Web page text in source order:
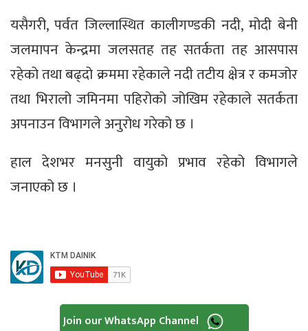
यसैगरी, पर्वत जिल्लास्थित कालीगण्डकी नदी, मोदी बेनी
जलमापन केन्द्रमा जलसतह तह सतर्कता तह आसपास
रहेको तथा बढ्दो क्रममा रहेकाले नदी तटीय क्षेत्र र कमजोर
तथा भिरालो जमिनमा पहिरोको जोखिम रहेकाले सतर्कता
अपनाउन विभागले अनुरोध गरेको छ ।
हाल देशभर मनसुनी वायुको प्रभाव रहेको विभागले
जनाएको छ ।
Join our WhatsApp Channel